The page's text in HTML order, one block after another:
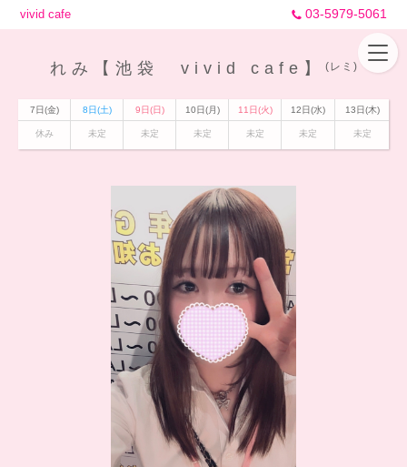
vivid cafe 03-5979-5061
れみ【池袋 vivid cafe】 (レミ)
7日(金) 8日(土) 9日(日) 10日(月) 11日(火) 12日(水) 13日(木)
休み 未定 未定 未定 未定 未定 未定